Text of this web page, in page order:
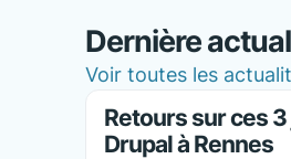
Dernière
Voir toutes les
Retours sur ces
Drupal à Rennes